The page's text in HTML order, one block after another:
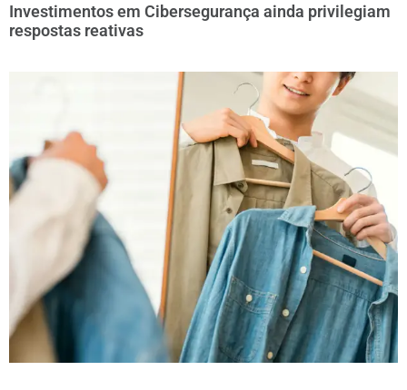
Investimentos em Cibersegurança ainda privilegiam
respostas reativas